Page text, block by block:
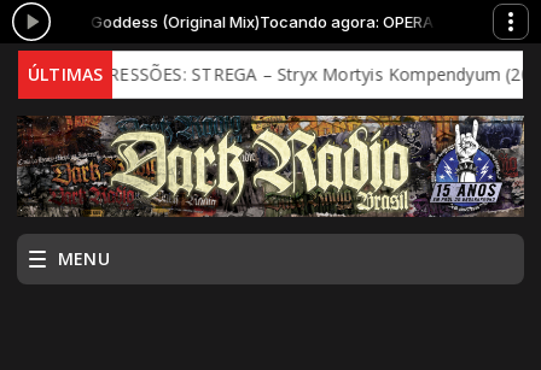
Moon Goddess (Original Mix)Tocando agora: OPERA IX - The Moon
ÚLTIMAS
IMPRESSÕES: STREGA – Stryx Mortyis Kompendyum (202)
MENU